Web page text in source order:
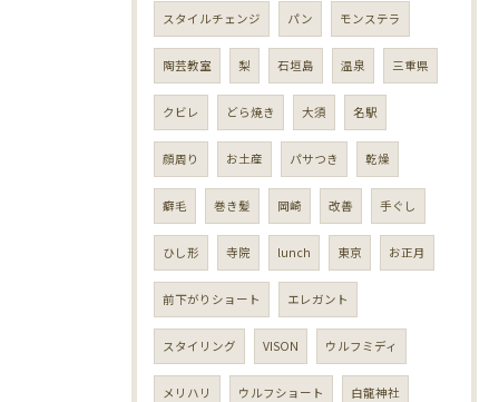
スタイルチェンジ パン モンステラ
陶芸教室 梨 石垣島 温泉 三重県
クビレ どら焼き 大須 名駅
顔周り お土産 パサつき 乾燥
癖毛 巻き髪 岡崎 改善 手ぐし
ひし形 寺院 lunch 東京 お正月
前下がりショート エレガント
スタイリング VISON ウルフミディ
メリハリ ウルフショート 白龍神社